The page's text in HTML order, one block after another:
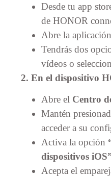
Desde tu app
de HONOR
Abre la aplicación
Tendrás dos
vídeos o
2. En el dispositivo
Abre el Centro
Mantén
acceder a su
Activa la opción
dispositivos
Acepta el